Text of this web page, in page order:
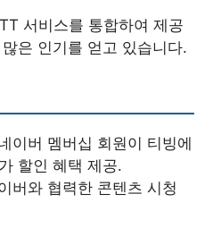
서비스를 통합하여 제공
은 인기를 얻고 있습니다.
이버 멤버십 회원이 티빙에
할인 혜택 제공.
버와 협력한 콘텐츠 시청